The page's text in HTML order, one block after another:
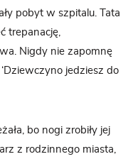
pobyt w szpitalu. Tata
trepanację,
Nigdy nie zapomnę
jedziesz do
bo nogi zrobiły jej
z rodzinnego miasta,